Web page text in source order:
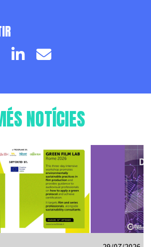
page
Twitter page
LinkedinEmail
NOTÍCIES